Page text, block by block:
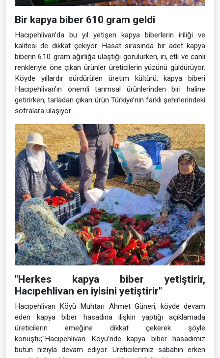
Bir kapya biber 610 gram geldi
Hacıpehlivan’da bu yıl yetişen kapya biberlerin iriliği ve
kalitesi de dikkat çekiyor. Hasat sırasında bir adet kapya
biberin 610 gram ağırlığa ulaştığı görülürken, iri, etli ve canlı
renkleriyle öne çıkan ürünler üreticilerin yüzünü güldürüyor.
Köyde yıllardır sürdürülen üretim kültürü, kapya biberi
Hacıpehlivan’ın önemli tarımsal ürünlerinden biri haline
getirirken, tarladan çıkan ürün Türkiye’nin farklı şehirlerindeki
sofralara ulaşıyor.
"Herkes kapya biber yetiştirir,
Hacıpehlivan en iyisini yetiştirir"
Hacıpehlivan Köyü Muhtarı Ahmet Güneri, köyde devam
eden kapya biber hasadına ilişkin yaptığı açıklamada
üreticilerin emeğine dikkat çekerek şöyle
konuştu;"Hacıpehlivan Köyü’nde kapya biber hasadımız
bütün hızıyla devam ediyor. Üreticilerimiz sabahın erken